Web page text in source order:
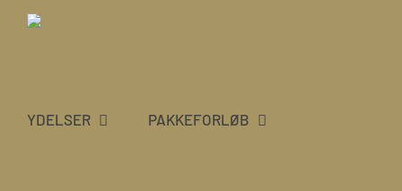
YDELSER PAKKEFORLØB